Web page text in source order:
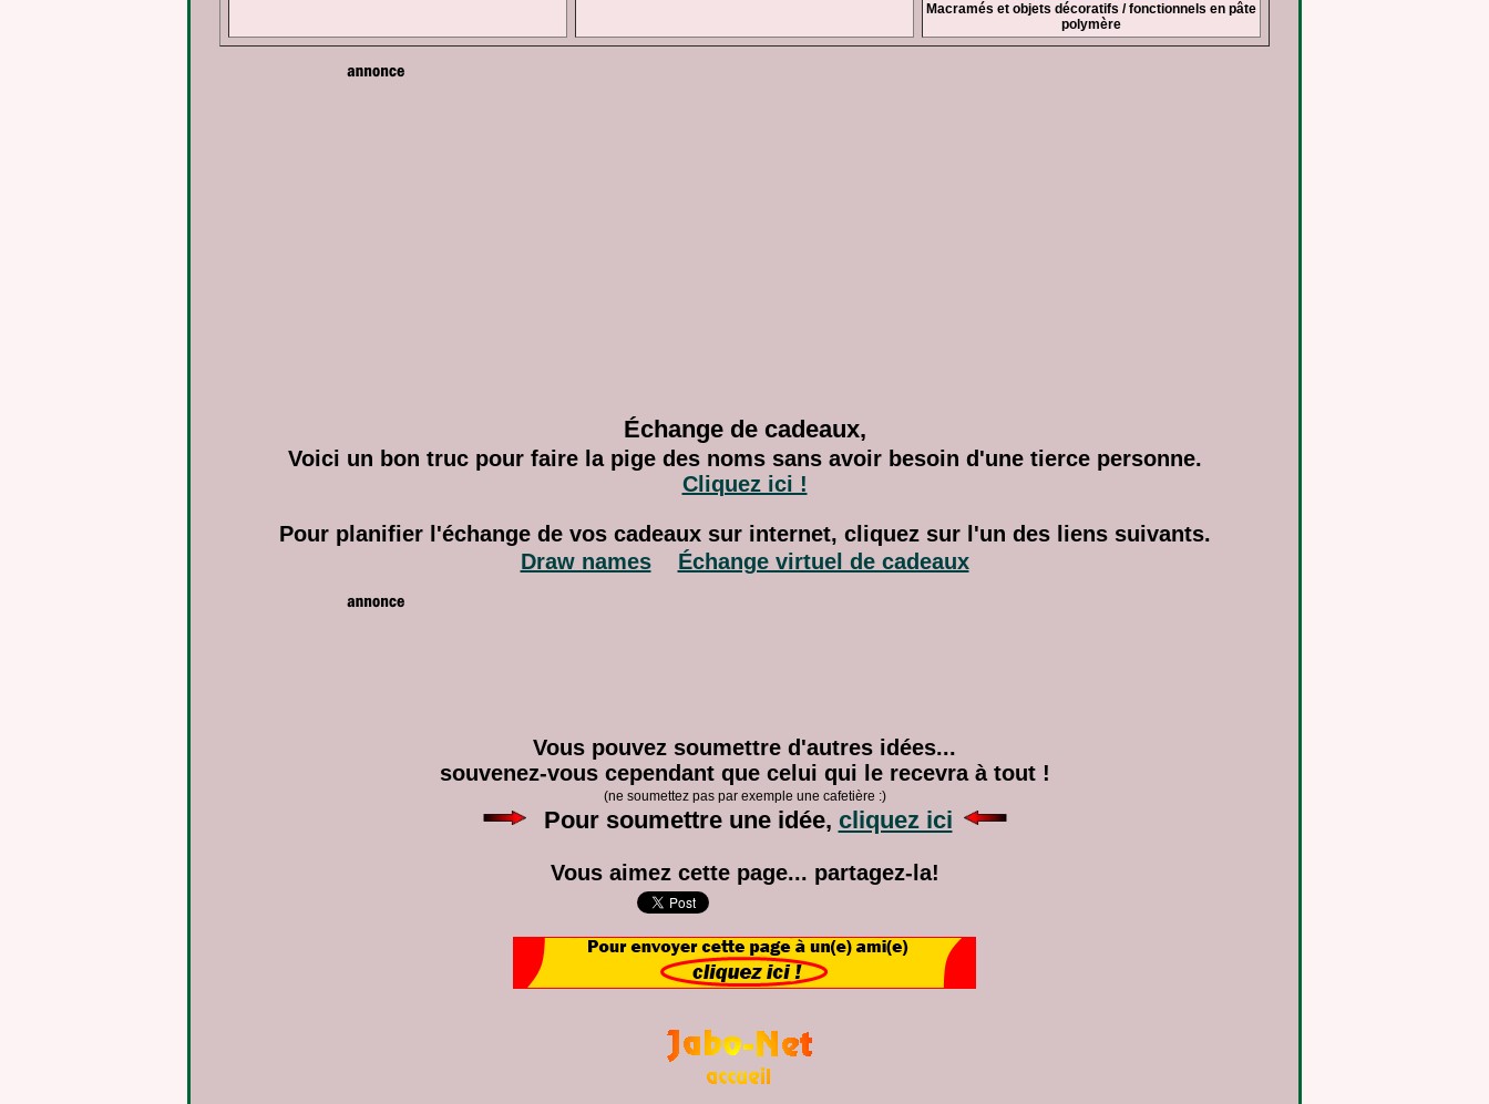
Macramés et objets décoratifs / fonctionnels en pâte
polymère
Échange de cadeaux,
Voici un bon truc pour faire la pige des noms sans avoir besoin d'une tierce personne.
Cliquez ici !
Pour planifier l'échange de vos cadeaux sur internet, cliquez sur l'un des liens suivants.
Draw names
Échange virtuel de cadeaux
Vous pouvez soumettre d'autres idées...
souvenez-vous cependant que celui qui le recevra à tout !
(ne soumettez pas par exemple une cafetière :)
Pour soumettre une idée, cliquez ici
Vous aimez cette page... partagez-la!